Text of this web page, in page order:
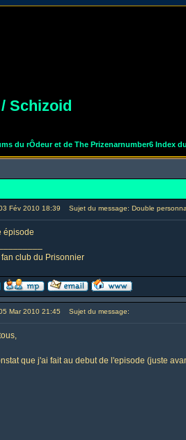
Schizoid
du rÔdeur et de The Prizenarnumber6 Index
Fév 2010 18:39 Sujet du message: Double
épisode
fan club du Prisonnier
Mar 2010 21:45 Sujet du message:
que j'ai fait au debut de l'episode (juste